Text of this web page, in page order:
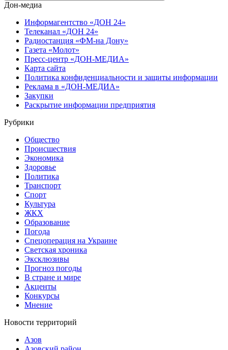
Дон-медиа
Информагентство «ДОН 24»
Телеканал «ДОН 24»
Радиостанция «ФМ-на Дону»
Газета «Молот»
Пресс-центр «ДОН-МЕДИА»
Карта сайта
Политика конфиденциальности и защиты информации
Реклама в «ДОН-МЕДИА»
Закупки
Раскрытие информации предприятия
Рубрики
Общество
Происшествия
Экономика
Здоровье
Политика
Транспорт
Спорт
Культура
ЖКХ
Образование
Погода
Спецоперация на Украине
Светская хроника
Эксклюзивы
Прогноз погоды
В стране и мире
Акценты
Конкурсы
Мнение
Новости территорий
Азов